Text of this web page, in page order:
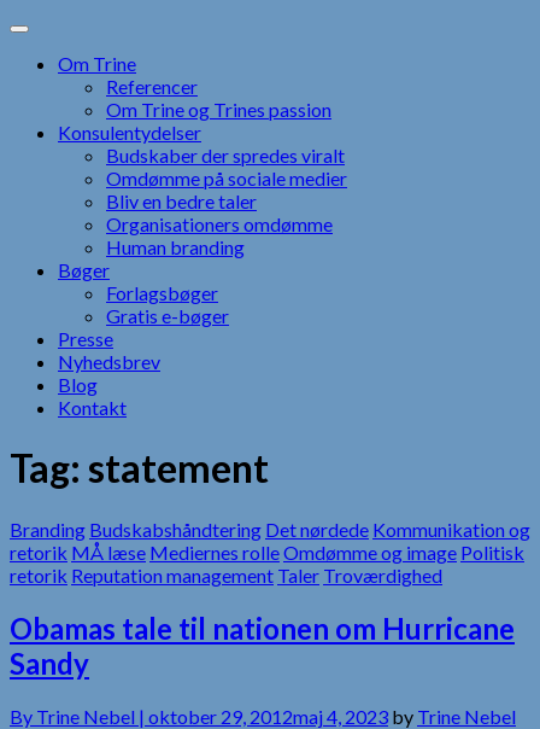
Skip
contentOm Trine
Referencer
Om Trine og Trines passion
Konsulentydelser
Budskaber der spredes viralt
Omdømme på sociale medier
Bliv en bedre taler
Organisationers omdømme
Human branding
Bøger
Forlagsbøger
Gratis e-bøger
Presse
Nyhedsbrev
Blog
Kontakt
Tag: statement
Branding Budskabshåndtering Det nørdede Kommunikation og
retorik MÅ læse Mediernes rolleOmdømme og image Politisk
retorik Reputation management Taler Troværdighed
Obamas tale til nationen om Hurricane
Sandy
By Trine Nebel | oktober 29, 2012maj 4, 2023 by Trine Nebel